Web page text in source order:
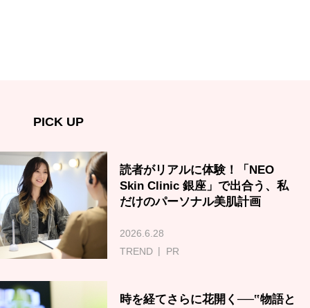
PICK UP
読者がリアルに体験！「NEO
Skin Clinic 銀座」で出合う、私
だけのパーソナル美肌計画
2026.6.28
TREND
PR
時を経てさらに花開く──‟物語と